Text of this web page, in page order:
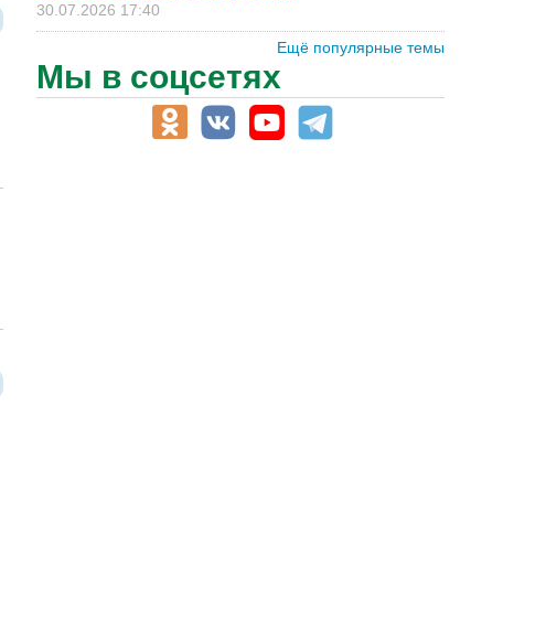
30.07.2026 17:40
Ещё популярные темы
Мы в соцсетях